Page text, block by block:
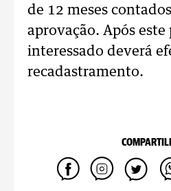
de 12 meses
aprovação. Após este
interessado deverá
recadastramento.